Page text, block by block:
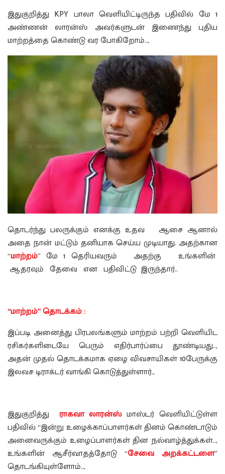
இதுகுறித்து KPY பாலா வெளியிட்டிருந்த பதிவில் மே 1
அண்ணன் லாரன்ஸ் அவர்களுடன் இணைந்து புதிய
மாற்றத்தை கொண்டு வர போகிறோம்..,
தொடர்ந்து பலருக்கும் எனக்கு உதவ ஆசை ஆனால்
அதை நான் மட்டும் தனியாக செய்ய முடியாது. அதற்கான
“மாற்றம்” மே 1 தெரியவரும் அதற்கு உங்களின்
ஆதரவும் தேவை என பதிவிட்டு இருந்தார்..
“மாற்றம்” தொடக்கம் :
இப்படி அனைத்து பிரபலங்களும் மாற்றம் பற்றி வெளியிட
ரசிகர்களிடையே பெரும் எதிர்பார்ப்பை தூண்டியது..,
அதன் முதல் தொடக்கமாக ஏழை விவசாயிகள் 10பேருக்கு
இலவச டிராக்டர் வாங்கி கொடுத்துள்ளார்.,
இதுகுறித்து ராகவா லாரன்ஸ்மாஸ்டர் வெளியிட்டுள்ள
பதிவில் “இன்று உழைக்காப்பாளர்கள் தினம் கொண்டாடும்
அனைவருக்கும் உழைப்பாளர்கள் தின நல்வாழ்த்துக்கள்..,
உங்களின் ஆசீர்வாதத்தோடு “சேவை அறக்கட்டளை”
தொடங்கியுள்ளோம்..,